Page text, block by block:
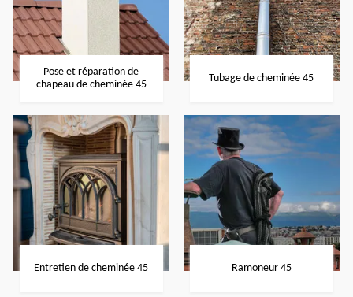
Pose et réparation de
chapeau de cheminée 45
Tubage de cheminée 45
Entretien de cheminée 45 Ramoneur 45